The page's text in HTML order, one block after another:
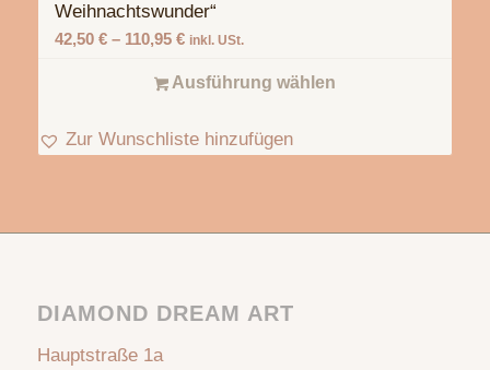
Weihnachtswunder“
42,50 €– 110,95 € inkl. USt.
Ausführung wählen
Zur Wunschliste hinzufügen
DIAMOND DREAM ART
Hauptstraße 1a